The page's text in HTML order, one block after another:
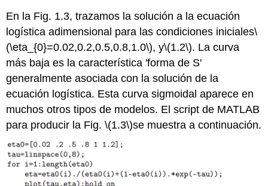
En la Fig. 1.3, trazamos la solución a la ecuación
logística adimensional para las condiciones iniciales\
(\eta_{0}=0.02,0.2,0.5,0.8,1.0\), y\(1.2\). La curva
más baja es la característica 'forma de S'
generalmente asociada con la solución de la
ecuación logística. Esta curva sigmoidal aparece en
muchos otros tipos de modelos. El script de MATLAB
para producir la Fig.\(1.3\)se muestra a continuación.